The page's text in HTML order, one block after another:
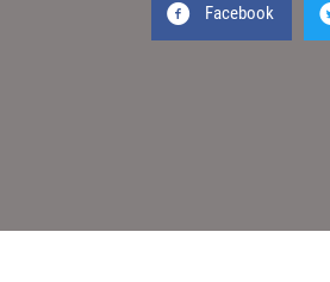
Facebook